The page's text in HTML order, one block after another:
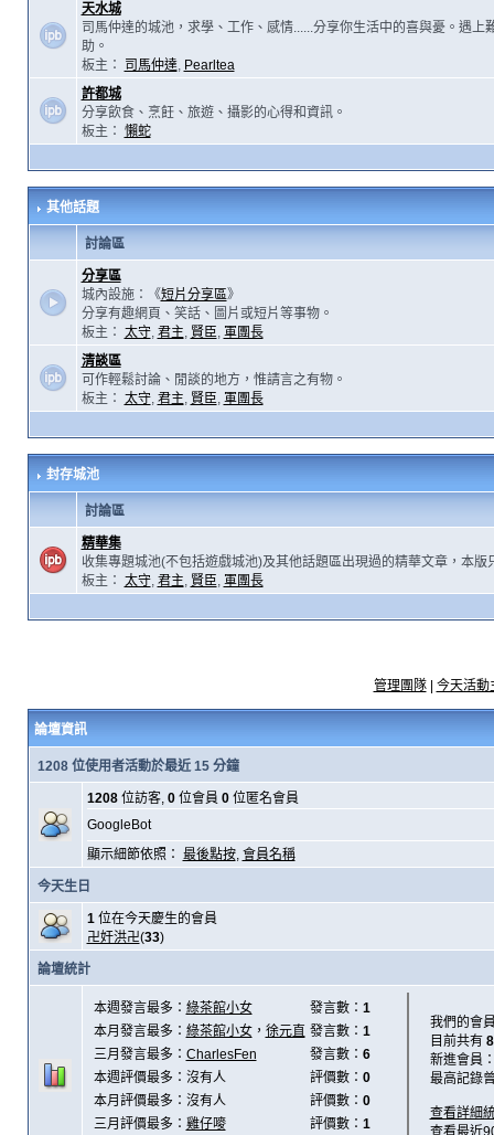
天水城
司馬仲達的城池，求學、工作、感情......分享你生活中的喜與憂。遇上
助。
板主：
司馬仲達, Pearltea
許都城
分享飲食、烹飪、旅遊、攝影的心得和資訊。
板主： 懶蛇
其他話題
討論區
分享區
城內設施：《短片分享區》
分享有趣網頁、笑話、圖片或短片等事物。
板主： 太守, 君主, 賢臣, 軍團長
清談區
可作輕鬆討論、閒談的地方，惟請言之有物。
板主： 太守, 君主, 賢臣, 軍團長
封存城池
討論區
精華集
收集專題城池(不包括遊戲城池)及其他話題區出現過的精華文章，本版
板主： 太守, 君主, 賢臣, 軍團長
管理團隊| 今天活動
論壇資訊
1208 位使用者活動於最近 15 分鐘
1208位訪客, 0位會員 0位匿名會員
GoogleBot
顯示細節依照： 最後點按, 會員名稱
今天生日
1位在今天慶生的會員
卍奸洪卍(33)
論壇統計
本週發言最多： 綠茶館小女 發言數： 1
本月發言最多： 綠茶館小女， 徐元直 發言數： 1
三月發言最多： CharlesFen 發言數： 6
本週評價最多：沒有人
評價數： 0
本月評價最多：沒有人
評價數： 0
三月評價最多： 雞仔嘜 評價數： 1
我們的會
目前共有
新進會員
最高記錄
查看詳細
查看最近